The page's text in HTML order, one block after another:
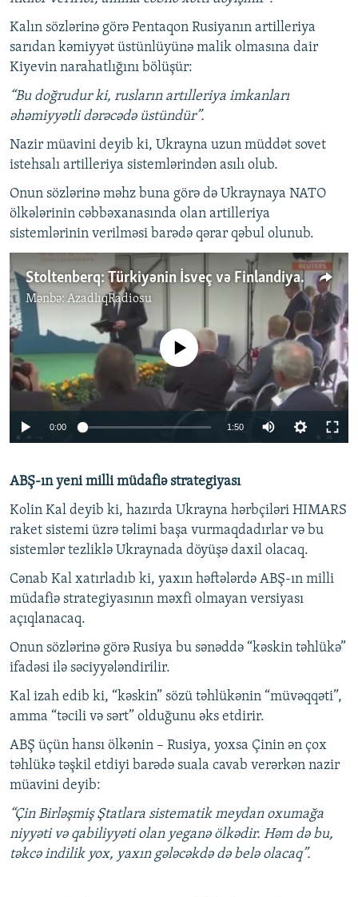
Kalın sözlərinə görə Pentaqon Rusiyanın artilleriya
sarıdan kəmiyyət üstünlüyünə malik olmasına dair
Kiyevin narahatlığını bölüşür:
“Bu doğrudur ki, rusların artılleriya imkanları
əhəmiyyətli dərəcədə üstündür”.
Nazir müavini deyib ki, Ukrayna uzun müddət sovet
istehsalı artilleriya sistemlərindən asılı olub.
Onun sözlərinə məhz buna görə də Ukraynaya NATO
ölkələrinin cəbbəxanasında olan artilleriya
sistemlərinin verilməsi barədə qərar qəbul olunub.
Stoltenberq: Türkiyənin İsveç və Finlandiya ilə bağlı tələblərinə ciddi yanaşmaq lazımdır
Mənbə: AzadlıqRadiosu
Auto 240p 360p 480p
1080p
No media source currently available
0:00 1:50
480p
720p
ABŞ-ın yeni milli müdafiə strategiyası
Kolin Kal deyib ki, hazırda Ukrayna hərbçiləri HIMARS
raket sistemi üzrə təlimi başa vurmaqdadırlar və bu
sistemlər tezliklə Ukraynada döyüşə daxil olacaq.
Cənab Kal xatırladıb ki, yaxın həftələrdə ABŞ-ın milli
müdafiə strategiyasının məxfi olmayan versiyası
açıqlanacaq.
Onun sözlərinə görə Rusiya bu sənəddə “kəskin təhlükə”
ifadəsi ilə səciyyələndirilir.
Kal izah edib ki, “kəskin” sözü təhlükənin “müvəqqəti”,
amma “təcili və sərt” olduğunu əks etdirir.
ABŞ üçün hansı ölkənin – Rusiya, yoxsa Çinin ən çox
təhlükə təşkil etdiyi barədə suala cavab verərkən nazir
müavini deyib:
“Çin Birləşmiş Ştatlara sistematik meydan oxumağa
niyyəti və qabiliyyəti olan yeganə ölkədir. Həm də bu,
təkcə indilik yox, yaxın gələcəkdə də belə olacaq”.